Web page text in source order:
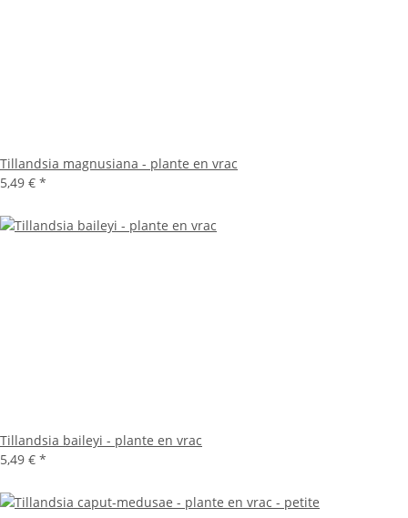
Tillandsia magnusiana - plante en vrac
5,49 € *
Tillandsia baileyi - plante en vrac
5,49 € *